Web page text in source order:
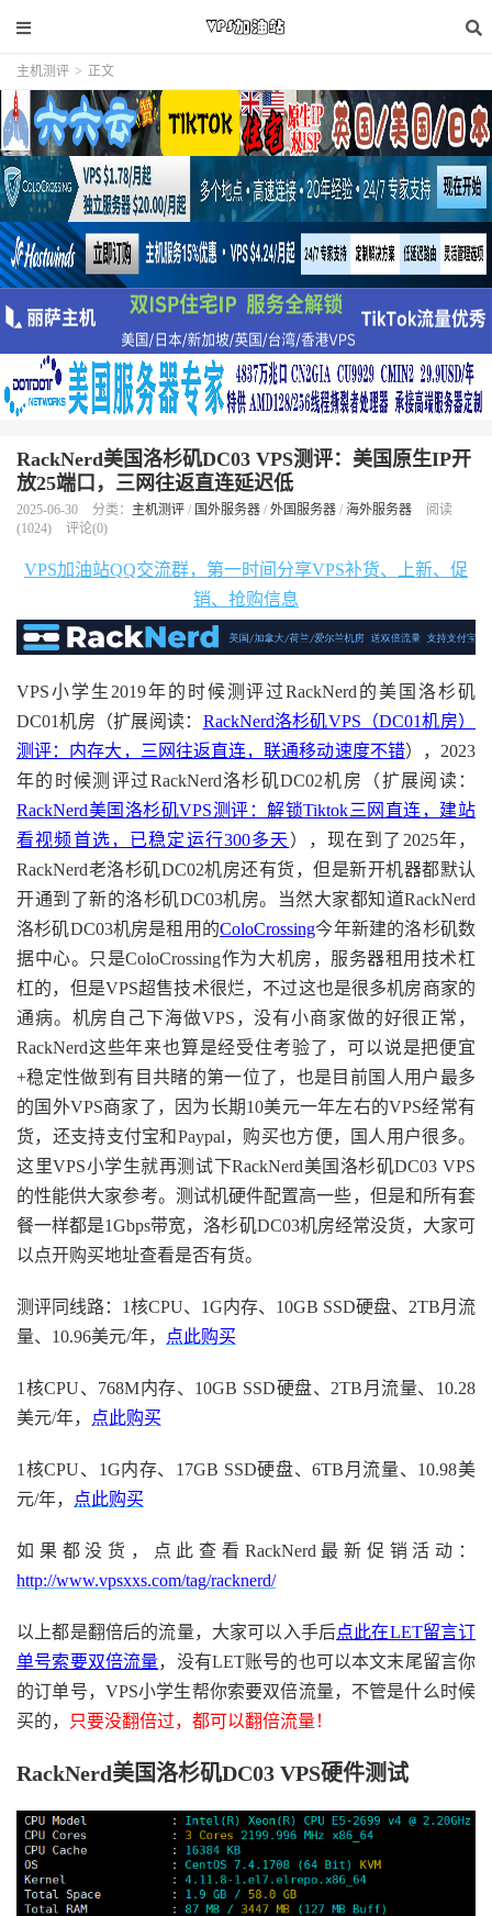
主机测评 > 正文
RackNerd美国洛杉矶DC03 VPS测评：美国原生IP开
放25端口，三网往返直连延迟低
2025-06-30 分类： 主机测评 / 国外服务器 / 外国服务器 / 海外服务器
阅读
(1024) 评论(0)
VPS加油站QQ交流群，第一时间分享VPS补货、上新、促
销、抢购信息
VPS小学生2019年的时候测评过RackNerd的美国洛杉矶
DC01机房（扩展阅读： RackNerd洛杉矶VPS（DC01机房）
测评：内存大，三网往返直连，联通移动速度不错），2023
年的时候测评过RackNerd洛杉矶DC02机房（扩展阅读：
RackNerd美国洛杉矶VPS测评：解锁Tiktok三网直连，建站
看视频首选，已稳定运行300多天 ），现在到了2025年，
RackNerd老洛杉矶DC02机房还有货，但是新开机器都默认
开通到了新的洛杉矶DC03机房。当然大家都知道RackNerd
洛杉矶DC03机房是租用的ColoCrossing今年新建的洛杉矶数
据中心。只是ColoCrossing作为大机房，服务器租用技术杠
杠的，但是VPS超售技术很烂，不过这也是很多机房商家的
通病。机房自己下海做VPS，没有小商家做的好很正常，
RackNerd这些年来也算是经受住考验了，可以说是把便宜
+稳定性做到有目共睹的第一位了，也是目前国人用户最多
的国外VPS商家了，因为长期10美元一年左右的VPS经常有
货，还支持支付宝和Paypal，购买也方便，国人用户很多。
这里VPS小学生就再测试下RackNerd美国洛杉矶DC03 VPS
的性能供大家参考。测试机硬件配置高一些，但是和所有套
餐一样都是1Gbps带宽，洛杉矶DC03机房经常没货，大家可
以点开购买地址查看是否有货。
测评同线路：1核CPU、1G内存、10GB SSD硬盘、2TB月流
量、10.96美元/年，
点此购买
1核CPU、768M内存、10GB SSD硬盘、2TB月流量、10.28
美元/年，
点此购买
1核CPU、1G内存、17GB SSD硬盘、6TB月流量、10.98美
元/年，
点此购买
如果都没货，点此查看RackNerd最新促销活动：
http://www.vpsxxs.com/tag/racknerd/
以上都是翻倍后的流量，大家可以入手后点此在LET留言订
单号索要双倍流量，没有LET账号的也可以本文末尾留言你
的订单号，VPS小学生帮你索要双倍流量，不管是什么时候
买的，
只要没翻倍过，都可以翻倍流量！
RackNerd美国洛杉矶DC03 VPS硬件测试